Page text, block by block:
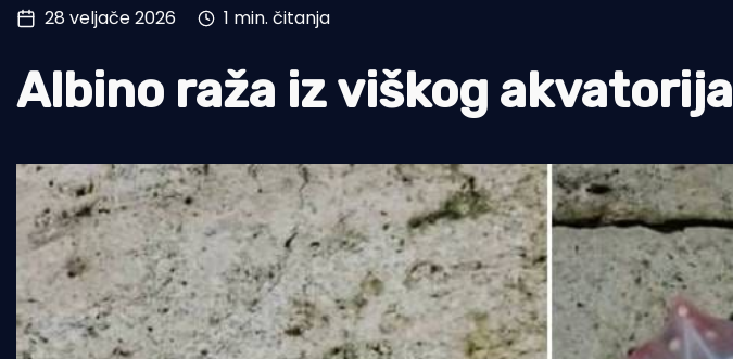
Ribolov
Tradicija i kultura
28 veljače 2026 1 min. čitanja
Albino raža iz viškog akvatorija